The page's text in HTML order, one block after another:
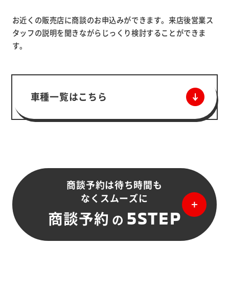
お近くの販売店に商談のお申込みができます。来店後営業ス
タッフの説明を聞きながらじっくり検討することができま
す。
車種一覧はこちら
商談予約は待ち時間も
なくスムーズに
商談予約 の 5STEP